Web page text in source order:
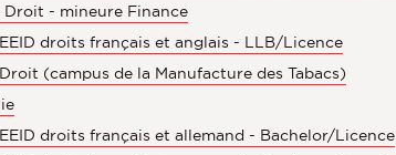
- mineure Finance
droits français et anglais - LLB/Licence
(campus de la Manufacture des Tabacs)
droits français et allemand - Bachelor/Licence